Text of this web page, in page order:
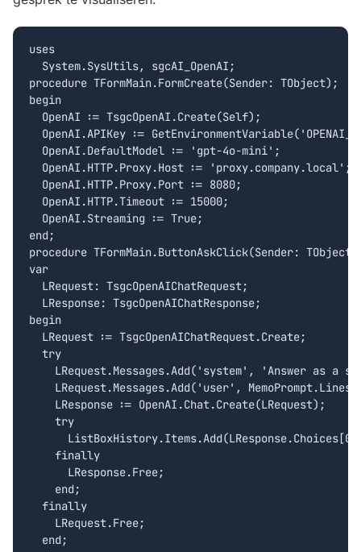
uses
  System.SysUtils, sgcAI_OpenAI;
procedure TFormMain.FormCreate(Sender: TObject);
begin
  OpenAI := TsgcOpenAI.Create(Self);
OpenAI.APIKey :=
  OpenAI.DefaultModel := 'gpt-4o-mini';
  OpenAI.HTTP.Proxy.Host := 'proxy.company.local';
  OpenAI.HTTP.Proxy.Port := 8080;
  OpenAI.HTTP.Timeout := 15000;
  OpenAI.Streaming := True;
end;
procedure TFormMain.ButtonAskClick(Sender:
var
  LRequest: TsgcOpenAIChatRequest;
  LResponse: TsgcOpenAIChatResponse;
begin
  LRequest := TsgcOpenAIChatRequest.Create;
  try
LRequest.Messages.Add('system', 'Answer as a
LRequest.Messages.Add('user',
    LResponse := OpenAI.Chat.Create(LRequest);
    try
    finally
      LResponse.Free;
    end;
  finally
    LRequest.Free;
  end;